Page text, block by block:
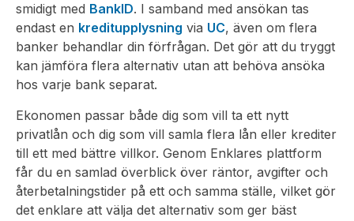
smidigt med BankID. I samband med ansökan tas
endast en kreditupplysning via UC, även om flera
banker behandlar din förfrågan. Det gör att du tryggt
kan jämföra flera alternativ utan att behöva ansöka
hos varje bank separat.
Ekonomen passar både dig som vill ta ett nytt
privatlån och dig som vill samla flera lån eller krediter
till ett med bättre villkor. Genom Enklares plattform
får du en samlad överblick över räntor, avgifter och
återbetalningstider på ett och samma ställe, vilket gör
det enklare att välja det alternativ som ger bäst